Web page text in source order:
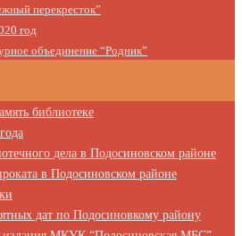
перекресток”
год
объединение “Родник”
библиотеке
дела в Подосиновском районе
в Подосиновском районе
дат по Подосиновкому району